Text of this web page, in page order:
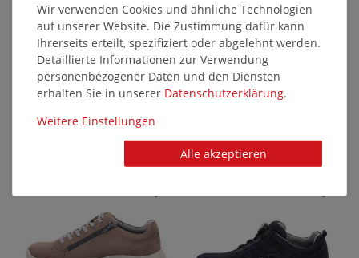
Jomos Dynamic Halbschuhe in
327905 429 0019 große
Herrenschuhe
Jomos Menora Halbschuhe in
120,99 €*
Wir verwenden Cookies und ähnliche Technologien
auf unserer Website. Die Zustimmung dafür kann
Ihrerseits erteilt, spezifiziert oder abgelehnt werden.
Detaillierte Informationen zur Verwendung
personenbezogener Daten und den Diensten
erhalten Sie in unserer Daten­schutz­erklärung.
Weitere Einstellungen
Alle akzeptieren